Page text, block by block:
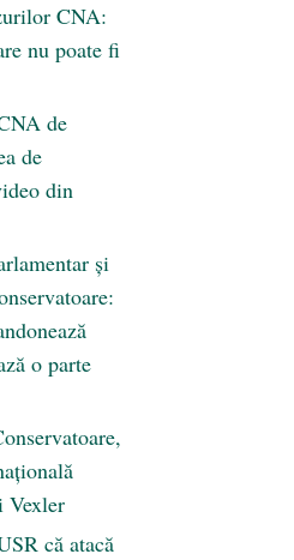
CNA:
nu poate fi
de
de
din
și
o parte
Vexler
că atacă